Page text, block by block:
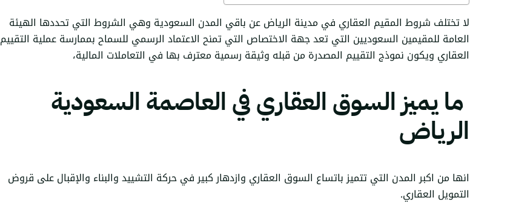
لا تختلف شروط المقيم العقاري في مدينة الرياض عن باقي المدن السعودية وهي الشروط التي تحددها الهيئة
العامة للمقيمين السعوديين التي تعد جهة الاختصاص التي تمنح الاعتماد الرسمي للسماح بممارسة عملية التقييم
العقاري ويكون نموذج التقييم المصدرة من قبله وثيقة رسمية معترف بها في التعاملات المالية،
ما يميز السوق العقاري في العاصمة السعودية
الرياض
انها من اكبر المدن التي تتميز باتساع السوق العقاري وازدهار كبير في حركة التشييد والبناء والإقبال على قروض
التمويل العقاري.